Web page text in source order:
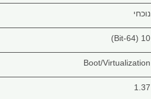
נוכחי
10 (64-Bit)
Boot/Virtualization
1.37